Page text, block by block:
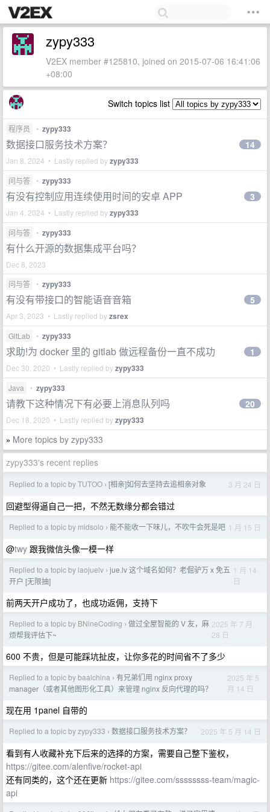
zypy333
V2EX member #125810, joined on 2015-07-06 16:41:06
+08:00
Switch topics list
程序员 • zypy333
数据接口服务技术方案？
Jan 8, 2024 • Lastly replied byzypy333
14
问与答 • zypy333
有没有控制应用连续使用时间的安卓 APP
Jan 4, 2024 • Lastly replied byzypy333
3
问与答 • zypy333
有什么开源的数据集成平台吗？
Dec 8, 2023
问与答
• zypy333
有没有带接口的智能语音音箱
Apr 3, 2023 • Lastly replied byzsrex
5
GitLab • zypy333
求助!为 docker 里的 gitlab 做远程备份一直不成功
Dec 30, 2020 • Lastly replied byzypy333
1
Java • zypy333
请教下这种情况下有必要上消息队列吗
Dec 18, 2020 • Lastly replied byzypy333
20
» More topics by zypy333
zypy333's recent replies
Replied to a topic by TUTOO › [相亲]如何去坚持去追相亲对象 3 月 24 日
回避型得逼自己一把，不然无数缘分都会错过
Replied to a topic by midsolo › 能不能收一下味儿，不吹牛会死是吧 1 月 15 日
@twy 跟我微信头像一模一样
Replied to a topic by laojuelv › jue.lv 这个域名如何？老倔驴万 x 免五
开户 [无限抽]
1 月 14
日
前两天开户成功了，也成功返佣，支持下
Replied to a topic by BNineCoding › 做过全屋智能的 V 友，麻
烦帮我评估下~
2025 年 7 月
28 日
600 不贵，但是可能踩坑扯皮，让你多花的时间省不了多少
Replied to a topic by baalchina › 有兄弟们用 nginx proxy
manager（或者其他图形化工具）来管理 nginx 反向代理的吗？
2025 年 5
月 14 日
现在用 1panel 自带的
Replied to a topic by zypy333 › 数据接口服务技术方案？ 2025 年 5 月 14 日
看到有人收藏补充下后来的选择的方案，需要自己整下鉴权，
https://gitee.com/alenfive/rocket-api
还有同类的，这个还在更新 https://gitee.com/ssssssss-team/magic-
api